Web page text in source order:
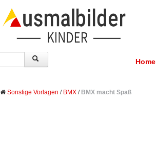
Home
Sonstige Vorlagen / BMX / BMX macht Spaß